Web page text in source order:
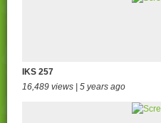
IKS 257
16,489 views | 5 years ago